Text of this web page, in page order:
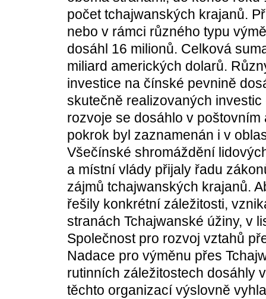
počet tchajwanských krajanů.
nebo v rámci různého typu
dosáhl 16 milionů. Celková
miliard amerických dolarů.
investice na čínské pevnině
skutečně realizovaných
rozvoje se dosáhlo v
pokrok byl zaznamenán i v
Všečínské shromáždění
a místní vlády přijaly řadu
zájmů tchajwanských krajanů.
řešily konkrétní záležitosti,
stranách Tchajwanské úžiny, v
Společnost pro rozvoj vztahů
Nadace pro výměnu přes
rutinních záležitostech dosáhly
těchto organizací výslovně